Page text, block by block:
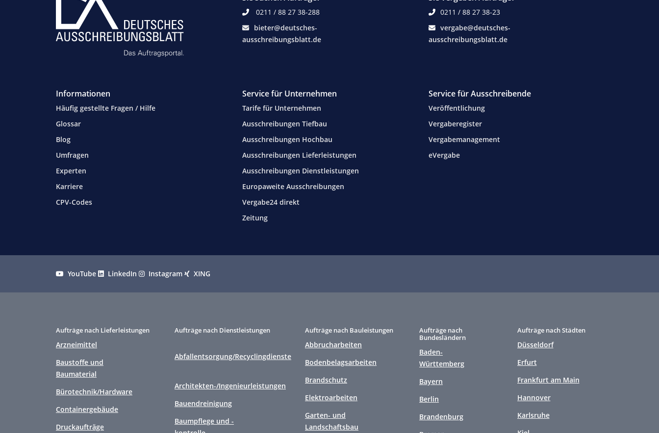
0211 / 88 27 38-288
bieter@deutsches-
ausschreibungsblatt.de
0211 / 88 27 38-23
vergabe@deutsches-
ausschreibungsblatt.de
Informationen
Häufig gestellte Fragen / Hilfe
Glossar
Blog
Umfragen
Experten
Karriere
CPV-Codes
Service für Unternehmen
Tarife für Unternehmen
Ausschreibungen Tiefbau
Ausschreibungen Hochbau
Ausschreibungen Lieferleistungen
Ausschreibungen Dienstleistungen
Europaweite Ausschreibungen
Vergabe24 direkt
Zeitung
Service für Ausschreibende
Veröffentlichung
Vergaberegister
Vergabemanagement
eVergabe
YouTube LinkedIn Instagram XING
Aufträge nach Lieferleistungen
Arzneimittel
Baustoffe und
Baumaterial
Bürotechnik/Hardware
Containergebäude
Druckaufträge
Aufträge nach Dienstleistungen
Abfallentsorgung/Recyclingdienste
Architekten-/Ingenieurleistungen
Bauendreinigung
Baumpflege und -
Aufträge nach Bauleistungen
Abbrucharbeiten
Bodenbelagsarbeiten
Brandschutz
Elektroarbeiten
Garten- und
Landschaftsbau
Aufträge nach
Bundesländern
Baden-
Württemberg
Bayern
Berlin
Brandenburg
Aufträge nach Städten
Düsseldorf
Erfurt
Frankfurt am Main
Hannover
Karlsruhe